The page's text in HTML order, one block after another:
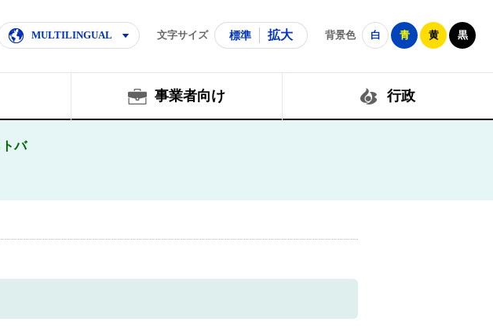
MULTILINGUAL 文字サイズ 標準 拡大 背景色 白 青 黄 黒
事業者向け 行政
バ